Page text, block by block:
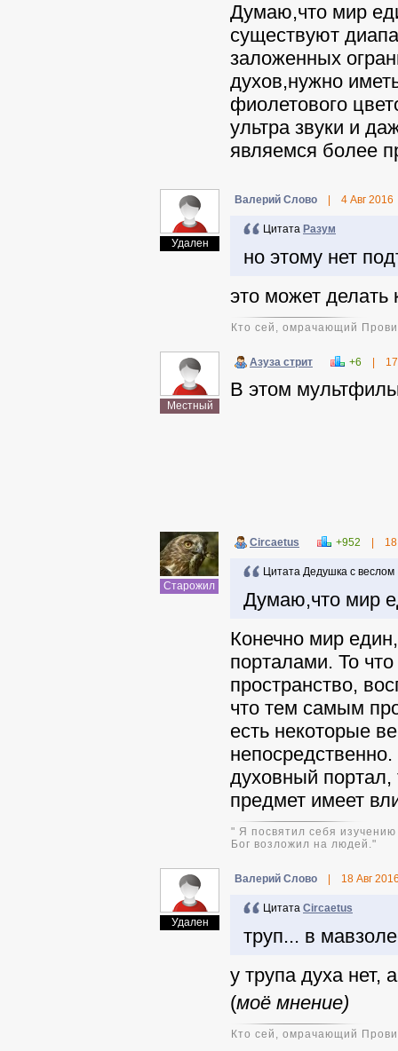
Думаю,что мир
существуют
заложенных
духов,нужно
фиолетового
ультра звуки и
являемся более
Удален
Валерий Слово 4 Авг 2016
Цитата Разум
но этому нет
это может делать
Кто сей, омрачающий
Местный
Азуза стрит +6
В этом
Старожил
Circaetus +952
Цитата Дедушка с веслом
Думаю,что мир
Конечно мир
порталами. То
пространство,
что тем самым
есть некоторые
духовный
предмет имеет
" Я посвятил себя
Бог возложил на людей."
Удален
Валерий Слово 18 Авг
Цитата Circaetus
труп... в
у трупа духа нет,
(моё мнение)
Кто сей, омрачающий